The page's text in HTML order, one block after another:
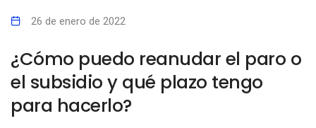
26 de enero de 2022
¿Cómo puedo reanudar el paro o
el subsidio y qué plazo tengo
para hacerlo?